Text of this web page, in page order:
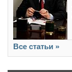
Все статьи »